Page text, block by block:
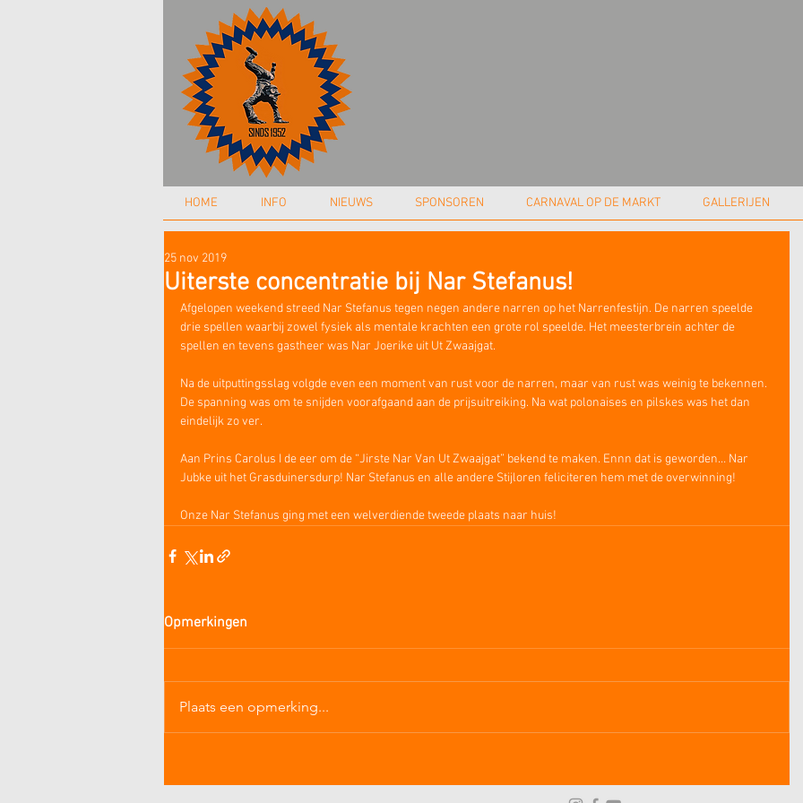
HOME INFO NIEUWS SPONSOREN CARNAVAL OP DE MARKT GALLERIJEN
Uiterste concentratie bij Nar Stefanus!
25 nov 2019
Afgelopen weekend streed Nar Stefanus tegen negen andere narren op het Narrenfestijn. De narren speelde
drie spellen waarbij zowel fysiek als mentale krachten een grote rol speelde. Het meesterbrein achter de
spellen en tevens gastheer was Nar Joerike uit Ut Zwaajgat.
Na de uitputtingsslag volgde even een moment van rust voor de narren, maar van rust was weinig te bekennen.
De spanning was om te snijden voorafgaand aan de prijsuitreiking. Na wat polonaises en pilskes was het dan
eindelijk zo ver.
Aan Prins Carolus I de eer om de “Jirste Nar Van Ut Zwaajgat” bekend te maken. Ennn dat is geworden… Nar
Jubke uit het Grasduinersdurp! Nar Stefanus en alle andere Stijloren feliciteren hem met de overwinning!
Onze Nar Stefanus ging met een welverdiende tweede plaats naar huis!
Opmerkingen
Plaats een opmerking...